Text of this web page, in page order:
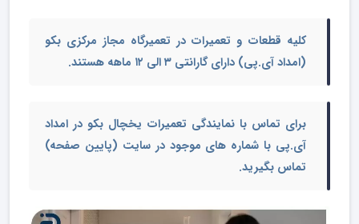
کلیه قطعات و تعمیرات در تعمیرگاه مجاز مرکزی بکو
(امداد آی.پی) دارای گارانتی ۳ الی ۱۲ ماهه هستند.
برای تماس با نمایندگی تعمیرات یخچال بکو در امداد
آی.پی با شماره های موجود در سایت (پایین صفحه)
تماس بگیرید.